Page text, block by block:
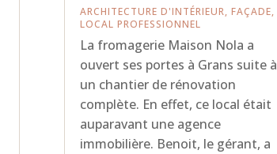
ARCHITECTURE D'INTÉRIEUR,FAÇADE,
LOCAL PROFESSIONNEL
La fromagerie Maison Nola a
ouvert ses portes à Grans suite à
un chantier de rénovation
complète. En effet, ce local était
auparavant une agence
immobilière. Benoit, le gérant, a